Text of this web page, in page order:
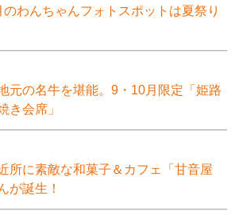
わんちゃんフォトスポットは夏祭り
元の名牛を堪能。9・10月限定「姫路
き会席」
所に素敵な和菓子＆カフェ「甘音屋
が誕生！